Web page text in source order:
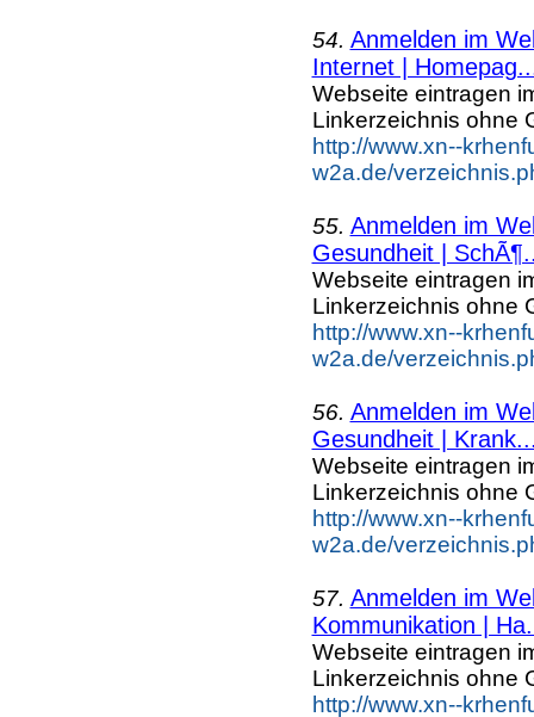
54. Anmelden im
Internet |
Webseite eintragen
Linkerzeichnis ohne
http://www.xn--
w2a.de/
55. Anmelden im
Gesundheit |
Webseite eintragen
Linkerzeichnis ohne
http://www.xn--
w2a.de/
56. Anmelden im
Gesundheit |
Webseite eintragen
Linkerzeichnis ohne
http://www.xn--
w2a.de/
57. Anmelden im
Kommunikation |
Webseite eintragen
Linkerzeichnis ohne
http://www.xn--